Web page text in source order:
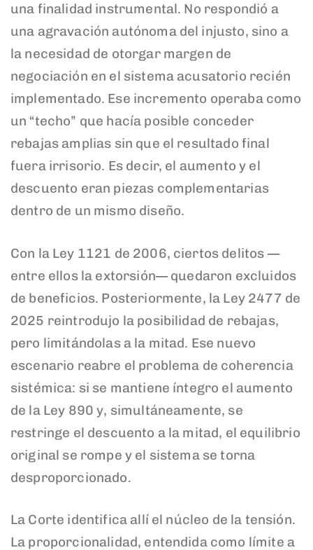
una finalidad instrumental. No respondió a
una agravación autónoma del injusto, sino a
la necesidad de otorgar margen de
negociación en el sistema acusatorio recién
implementado. Ese incremento operaba como
un “techo” que hacía posible conceder
rebajas amplias sin que el resultado final
fuera irrisorio. Es decir, el aumento y el
descuento eran piezas complementarias
dentro de un mismo diseño.
Con la Ley 1121 de 2006, ciertos delitos —
entre ellos la extorsión— quedaron excluidos
de beneficios. Posteriormente, la Ley 2477 de
2025 reintrodujo la posibilidad de rebajas,
pero limitándolas a la mitad. Ese nuevo
escenario reabre el problema de coherencia
sistémica: si se mantiene íntegro el aumento
de la Ley 890 y, simultáneamente, se
restringe el descuento a la mitad, el equilibrio
original se rompe y el sistema se torna
desproporcionado.
La Corte identifica allí el núcleo de la tensión.
La proporcionalidad, entendida como límite a